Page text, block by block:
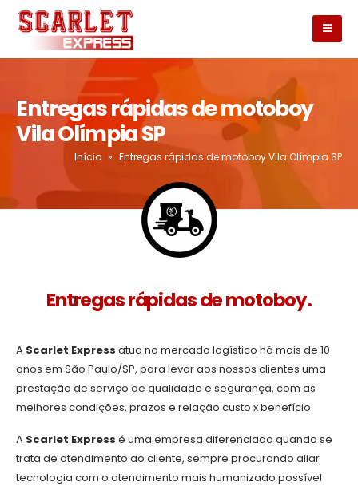
Entregas rápidas de motoboy
Vila Olímpia SP
Início » Entregas rápidas de motoboy Vila Olímpia SP
Entregas rápidas de motoboy.
A Scarlet Express atua no mercado logístico há mais de 10
anos em São Paulo/SP, para levar aos nossos clientes uma
prestação de serviço de qualidade e segurança, com as
melhores condições, prazos e relação custo x benefício.
A Scarlet Express é uma empresa diferenciada quando se
trata de atendimento ao cliente, sempre procurando aliar
tecnologia com o atendimento mais humanizado possível